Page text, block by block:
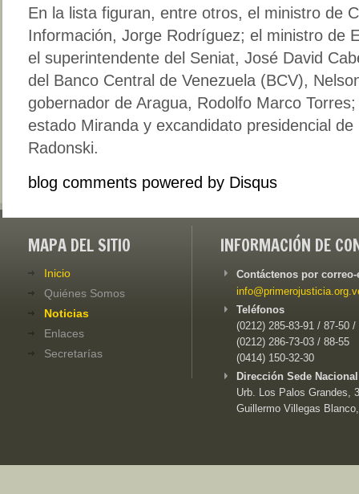
En la lista figuran, entre otros, el ministro de
Información, Jorge Rodríguez; el ministro de
el superintendente del Seniat, José David
del Banco Central de Venezuela (BCV),
gobernador de Aragua, Rodolfo Marco
estado Miranda y excandidato presidencial
Radonski.
blog comments powered by Disqus
MAPA DEL SITIO
Inicio
Quiénes Somos
Noticias
Enlaces
Secretarías
INFORMACIÓN DE
Contáctenos por
Teléfonos
(0212) 285-83-91 / 87-50 /
(0212) 286-73-03 / 88-55
(0414) 150-32-30
Dirección Sede
Urb. Los Palos Grandes,
Guillermo Villegas